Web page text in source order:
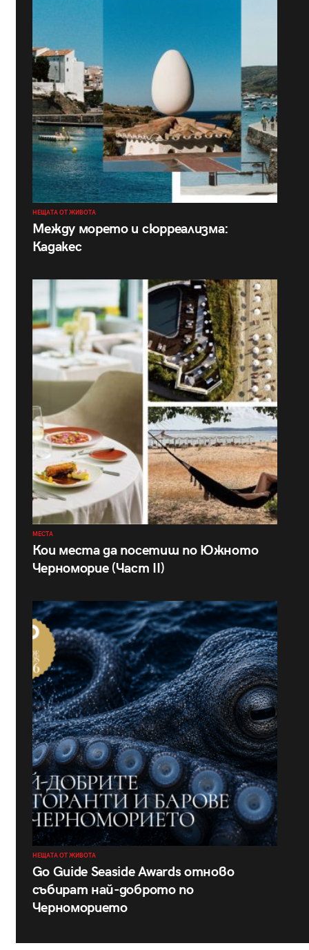
НЕЩАТА ОТ ЖИВОТА
Между морето и сюрреализма:
Кадакес
МЕСТА
Кои места да посетиш по Южното
Черноморие (Част II)
НЕЩАТА ОТ ЖИВОТА
Go Guide Seaside Awards отново
събират най-доброто по
Черноморието